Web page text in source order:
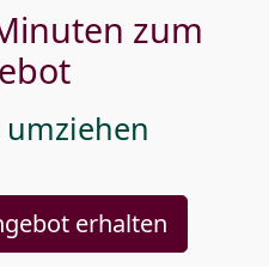
zum
erhalten